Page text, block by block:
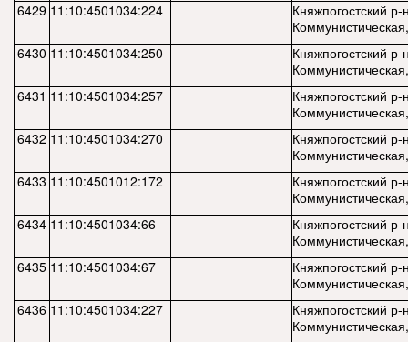
6429 11:10:4501034:224
Княжпогостский
6430 11:10:4501034:250
Княжпогостский
6431 11:10:4501034:257
Княжпогостский
6432 11:10:4501034:270
Княжпогостский
6433 11:10:4501012:172
Княжпогостский
6434 11:10:4501034:66
Княжпогостский
6435 11:10:4501034:67
Княжпогостский
6436 11:10:4501034:227
Княжпогостский